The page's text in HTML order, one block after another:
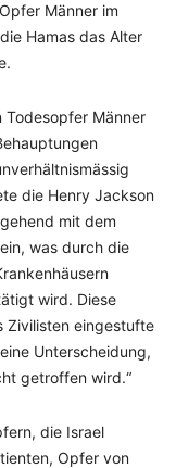
Männer im
Hamas das Alter
Todesopfer Männer
die Henry Jackson
mit dem
was durch die
wird. Diese
Zivilisten eingestufte
Unterscheidung,
getroffen wird.“
die Israel
Opfer von